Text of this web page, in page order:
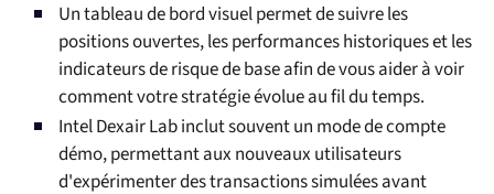
Un tableau de bord visuel permet de suivre les
positions ouvertes, les performances historiques et les
indicateurs de risque de base afin de vous aider à voir
comment votre stratégie évolue au fil du temps.
Intel Dexair Lab inclut souvent un mode de compte
démo, permettant aux nouveaux utilisateurs
d'expérimenter des transactions simulées avant